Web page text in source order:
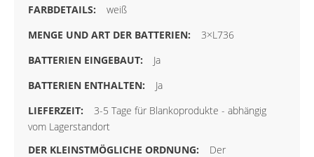
weiß
3×L736
Ja
Ja
3-5 Tage für Blankoprodukte - abhängig
vom Lagerstandort
Der